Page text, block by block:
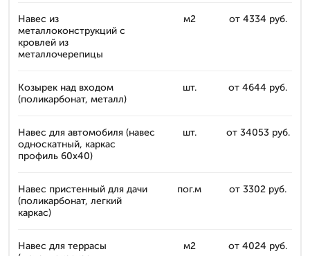
Навес из
металлоконструкций с
кровлей из
металлочерепицы
м2 от 4334 руб.
Козырек над входом
(поликарбонат, металл)
шт. от 4644 руб.
Навес для автомобиля (навес
односкатный, каркас
профиль 60x40)
шт. от 34053 руб.
Навес пристенный для дачи
(поликарбонат, легкий
каркас)
пог.м от 3302 руб.
Навес для террасы
м2 от 4024 руб.